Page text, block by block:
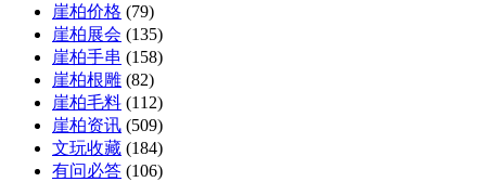
崖柏价格 (79)
崖柏展会 (135)
崖柏手串 (158)
崖柏根雕 (82)
崖柏毛料 (112)
崖柏资讯 (509)
文玩收藏 (184)
有问必答 (106)